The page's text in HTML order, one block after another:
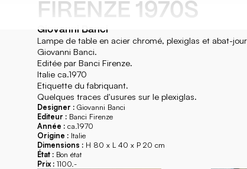
FIRENZE 1970S
Giovanni Banci
Lampe de table en acier chromé, plexiglas et abat-
Giovanni Banci.
Editée par Banci Firenze.
Italie ca.1970
Etiquette du fabriquant.
Quelques traces d'usures sur le plexiglas.
Designer : Giovanni Banci
Editeur : Banci Firenze
Année : ca.1970
Origine : Italie
Dimensions : H 80 x L 40 x P 20 cm
État : Bon état
Prix : 1100.-